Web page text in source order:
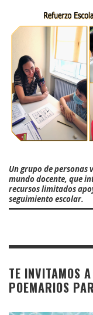
Un grupo de personas
mundo docente, que
recursos limitados
seguimiento escolar.
TE INVITAMOS
POEMARIOS